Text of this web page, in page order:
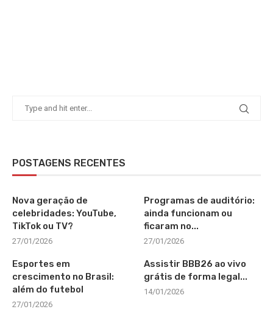
POSTAGENS RECENTES
Nova geração de
celebridades: YouTube,
TikTok ou TV?
27/01/2026
Programas de auditório:
ainda funcionam ou
ficaram no...
27/01/2026
Esportes em
crescimento no Brasil:
além do futebol
27/01/2026
Assistir BBB26 ao vivo
grátis de forma legal...
14/01/2026